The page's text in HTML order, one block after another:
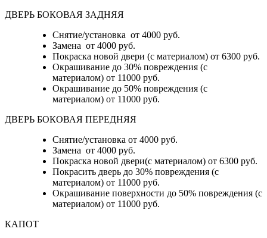
ДВЕРЬ БОКОВАЯ ЗАДНЯЯ
Снятие/установка от 4000 руб.
Замена от 4000 руб.
Покраска новой двери (с материалом) от 6300 руб.
Окрашивание до 30% повреждения (с
материалом) от 11000 руб.
Окрашивание до 50% повреждения (с
материалом) от 11000 руб.
ДВЕРЬ БОКОВАЯ ПЕРЕДНЯЯ
Снятие/установка от 4000 руб.
Замена от 4000 руб.
Покраска новой двери(с материалом) от 6300 руб.
Покрасить дверь до 30% повреждения (с
материалом) от 11000 руб.
Окрашивание поверхности до 50% повреждения (с
материалом) от 11000 руб.
КАПОТ